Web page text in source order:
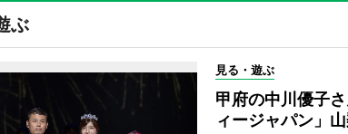
ぶ
見る・遊ぶ
甲府の中川優子
ィージャパン」